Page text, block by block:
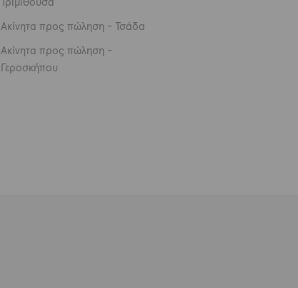
Ακίνητα προς πώληση - Τσάδα
Ακίνητα προς πώληση -
Γεροσκήπου